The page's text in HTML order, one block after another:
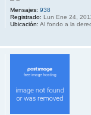
Mensajes: 938
Registrado: Lun Ene 24,
Ubicación: Al fondo a la